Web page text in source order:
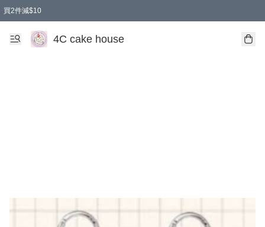
買2件減$10
任選兩件減$10
買兩盒減$10
買兩件減$10
買2件減$10
買2件減$10
4C cake house